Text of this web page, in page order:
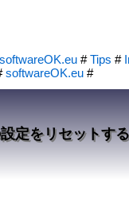
softwareOK.eu #Tips #
softwareOK.eu #
定をリセットす